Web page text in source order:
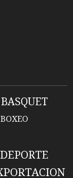
BASQUET
BOXEO
DEPORTE